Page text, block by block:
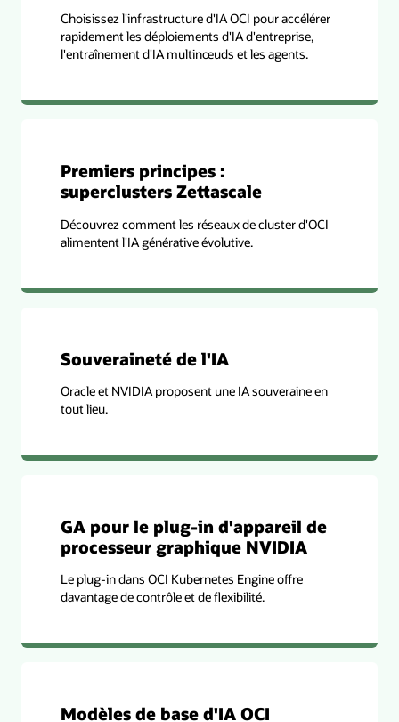
Choisissez l'infrastructure d'IA OCI pour accélérer
rapidement les déploiements d'IA d'entreprise,
l'entraînement d'IA multinœuds et les agents.
Premiers principes :
superclusters Zettascale
Découvrez comment les réseaux de cluster d'OCI
alimentent l'IA générative évolutive.
Souveraineté de l'IA
Oracle et NVIDIA proposent une IA souveraine en
tout lieu.
GA pour le plug-in d'appareil de
processeur graphique NVIDIA
Le plug-in dans OCI Kubernetes Engine offre
davantage de contrôle et de flexibilité.
Modèles de base d'IA OCI